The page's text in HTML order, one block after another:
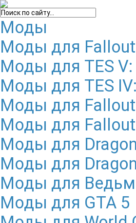
Моды
Моды для
Моды для TES V:
Моды для TES
Моды для
Моды для
Моды для
Моды для
Моды для
Моды для GTA 5